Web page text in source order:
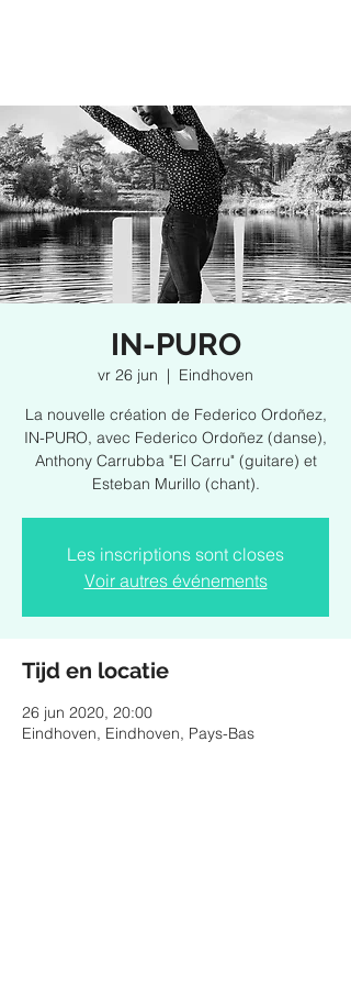
IN-PURO
vr 26 jun
  |
Eindhoven
La nouvelle création de Federico Ordoñez,
IN-PURO, avec Federico Ordoñez (danse),
Anthony Carrubba "El Carru" (guitare) et
Esteban Murillo (chant).
Les inscriptions sont closes
Voir autres événements
Tijd en locatie
26 jun 2020, 20:00
Eindhoven, Eindhoven, Pays-Bas